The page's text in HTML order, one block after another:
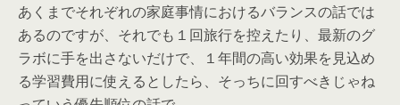
あくまでそれぞれの家庭事情におけるバランスの話では
あるのですが、それでも１回旅行を控えたり、最新のグ
ラボに手を出さないだけで、１年間の高い効果を見込め
る学習費用に使えるとしたら、そっちに回すべきじゃね